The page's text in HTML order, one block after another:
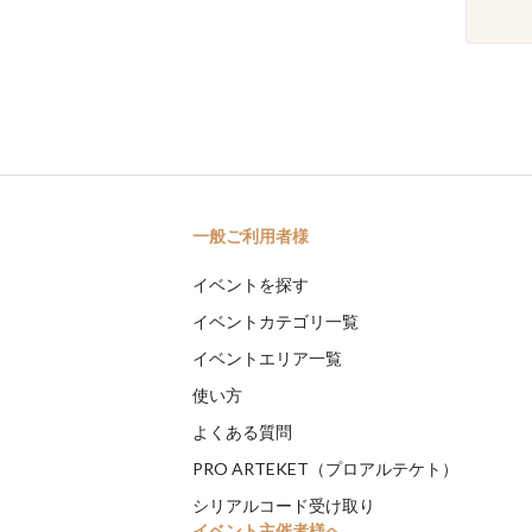
一般ご利用者様
イベントを探す
イベントカテゴリ一覧
イベントエリア一覧
使い方
よくある質問
PRO ARTEKET（プロアルテケト）
シリアルコード受け取り